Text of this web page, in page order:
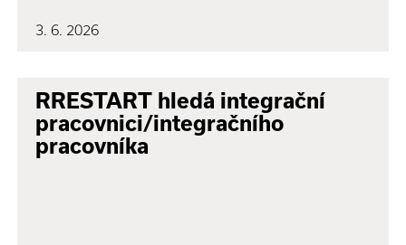
3. 6. 2026
RRESTART hledá integrační
pracovnici/integračního
pracovníka